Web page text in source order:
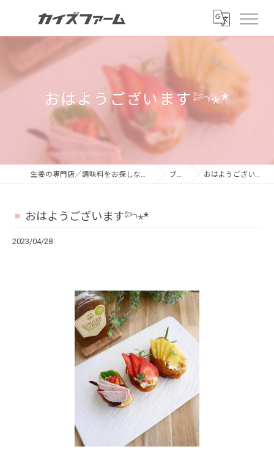
おはようございます𓆸⋆*
生姜の専門店／調味料をお探しならカイズファーム ブログ おはようございます𓆸⋆*
おはようございます𓆸⋆*
2023/04/28